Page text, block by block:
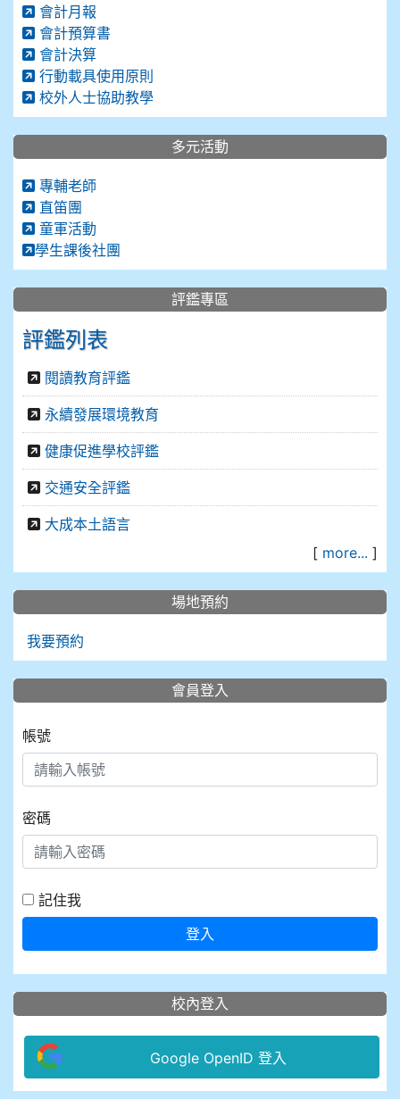
會計月報
會計預算書
會計決算
行動載具使用原則
校外人士協助教學
多元活動
專輔老師
直笛團
童軍活動
學生課後社團
評鑑專區
評鑑列表
閱讀教育評鑑
永續發展環境教育
健康促進學校評鑑
交通安全評鑑
大成本土語言
[ more... ]
場地預約
我要預約
會員登入
帳號
密碼
記住我
登入
校內登入
Google OpenID 登入